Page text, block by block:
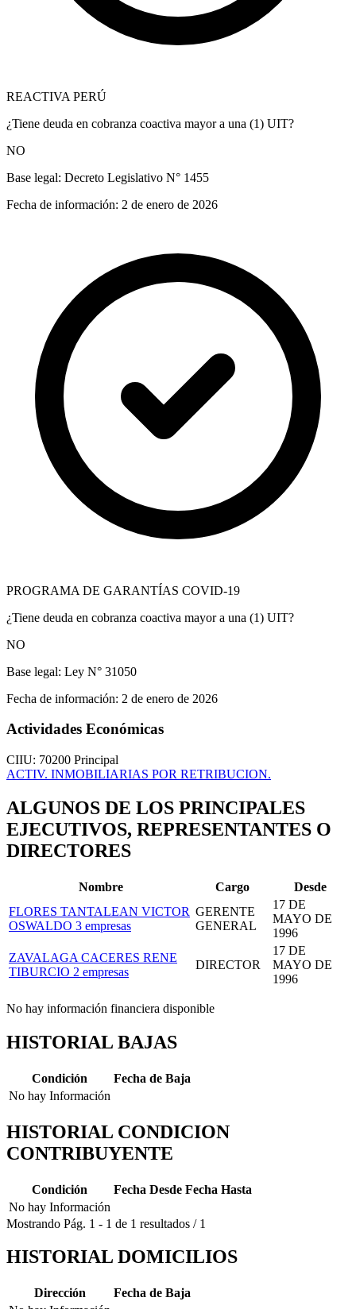
REACTIVA PERÚ
¿Tiene deuda en cobranza coactiva mayor a una (1) UIT?
NO
Base legal: Decreto Legislativo N° 1455
Fecha de información: 2 de enero de 2026
PROGRAMA DE GARANTÍAS COVID-19
¿Tiene deuda en cobranza coactiva mayor a una (1) UIT?
NO
Base legal: Ley N° 31050
Fecha de información: 2 de enero de 2026
Actividades Económicas
CIIU: 70200 Principal
ACTIV. INMOBILIARIAS POR RETRIBUCION.
ALGUNOS DE LOS PRINCIPALES
EJECUTIVOS, REPRESENTANTES O
DIRECTORES
Nombre Cargo
Desde
FLORES TANTALEAN VICTOR
OSWALDO 3 empresas
GERENTE
GENERAL
17 DE
MAYO DE
1996
ZAVALAGA CACERES RENE
TIBURCIO 2 empresas
DIRECTOR
17 DE
MAYO DE
1996
No hay información financiera disponible
HISTORIAL BAJAS
Condición
Fecha de Baja
No hay Información
HISTORIAL CONDICION
CONTRIBUYENTE
Condición Fecha Desde Fecha Hasta
No hay Información
Mostrando Pág. 1 - 1 de 1 resultados / 1
HISTORIAL DOMICILIOS
Dirección
Fecha de Baja